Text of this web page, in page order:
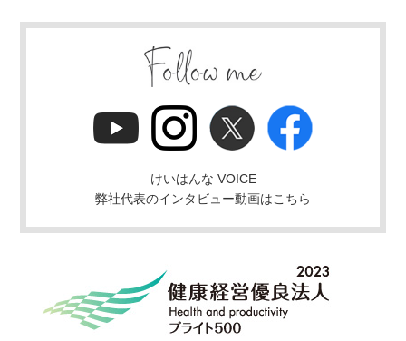
けいはんな VOICE
弊社代表のインタビュー動画はこちら